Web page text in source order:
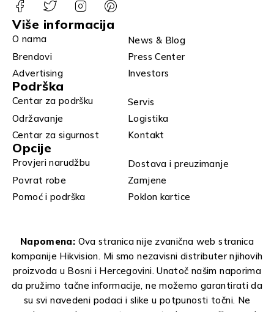
Više informacija
O nama
News & Blog
Brendovi
Press Center
Advertising
Investors
Podrška
Centar za podršku
Servis
Održavanje
Logistika
Centar za sigurnost
Kontakt
Opcije
Provjeri narudžbu
Dostava i preuzimanje
Povrat robe
Zamjene
Pomoć i podrška
Poklon kartice
Napomena: Ova stranica nije zvanična web stranica
kompanije Hikvision. Mi smo nezavisni distributer njihovih
proizvoda u Bosni i Hercegovini. Unatoč našim naporima
da pružimo tačne informacije, ne možemo garantirati da
su svi navedeni podaci i slike u potpunosti točni. Ne